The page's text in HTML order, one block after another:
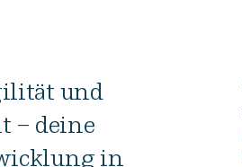
und
– deine
in